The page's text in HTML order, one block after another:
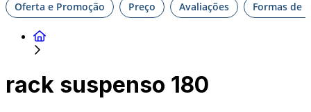
Oferta e Promoção Preço Avaliações Formas de
rack suspenso 180